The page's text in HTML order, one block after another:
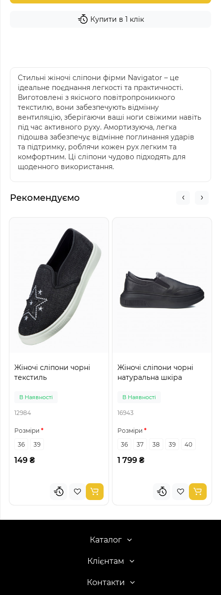
Купити в 1 клік
Стильні жіночі сліпони фірми Navigator – це
ідеальне поєднання легкості та практичності.
Виготовлені з якісного повітропроникного
текстилю, вони забезпечують відмінну
вентиляцію, зберігаючи ваші ноги свіжими навіть
під час активного руху. Амортизуюча, легка
підошва забезпечує відмінне поглинання ударів
та підтримку, роблячи кожен рух легким та
комфортним. Ці сліпони чудово підходять для
щоденного використання.
Рекомендуємо
Жіночі сліпони чорні
текстиль
В Наявності
12984
Розміри
36
39
149 ₴
Жіночі сліпони чорні
натуральна шкіра
В Наявності
16943
Розміри
36
37 38 39 40
1 799 ₴
Каталог
Клієнтам
Контакти